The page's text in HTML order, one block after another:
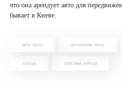
что она арендует авто для
бывает в Киеве.
авто звезд автомобии звезд
лобода светлана лобода